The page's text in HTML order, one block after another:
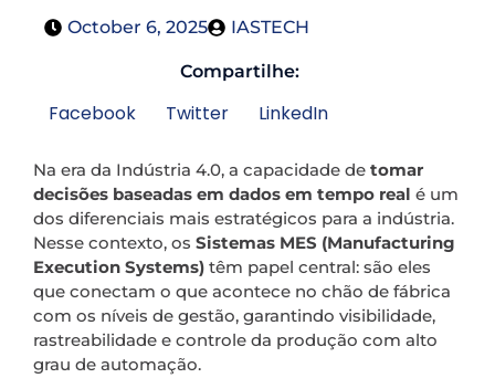
October 6, 2025 IASTECH
Compartilhe:
Facebook Twitter LinkedIn
Na era da Indústria 4.0, a capacidade de tomar
decisões baseadas em dados em tempo real é um
dos diferenciais mais estratégicos para a indústria.
Nesse contexto, os Sistemas MES (Manufacturing
Execution Systems) têm papel central: são eles
que conectam o que acontece no chão de fábrica
com os níveis de gestão, garantindo visibilidade,
rastreabilidade e controle da produção com alto
grau de automação.